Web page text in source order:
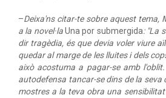
–Deixa'ns citar-te sobre aquest tema,
a la novel·laUna por submergida: "La
dir tragèdia, és que devia voler viure
quedar al marge de les lluites i dels
això acostuma a pagar-se amb
autodefensa tancar-se dins de la seva
mostres a la teva obra una